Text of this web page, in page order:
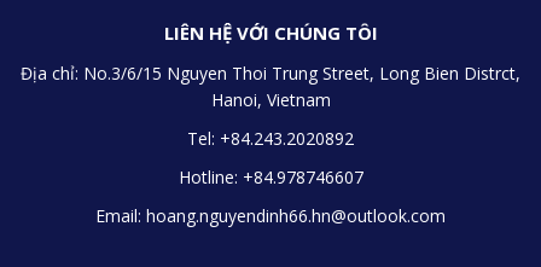
LIÊN HỆ VỚI CHÚNG TÔI
Địa chỉ: No.3/6/15 Nguyen Thoi Trung Street, Long Bien Distrct,
Hanoi, Vietnam
Tel: +84.243.2020892
Hotline: +84.978746607
Email: hoang.nguyendinh66.hn@outlook.com